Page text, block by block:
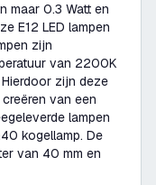
maar 0.3 Watt en
E12 LED lampen
zijn
van 2200K
zijn deze
van een
lampen
kogellamp. De
van 40 mm en